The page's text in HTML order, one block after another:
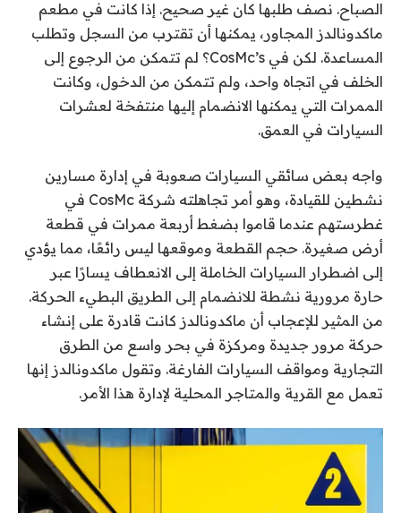
الصباح. نصف طلبها كان غير صحيح. إذا كانت في مطعم
ماكدونالدز المجاور، يمكنها أن تقترب من السجل وتطلب
المساعدة. لكن في CosMc’s؟ لم تتمكن من الرجوع إلى
الخلف في اتجاه واحد، ولم تتمكن من الدخول، وكانت
الممرات التي يمكنها الانضمام إليها منتفخة لعشرات
السيارات في العمق.
واجه بعض سائقي السيارات صعوبة في إدارة مسارين
نشطين للقيادة، وهو أمر تجاهلته شركة CosMc في
غطرستهم عندما قاموا بضغط أربعة ممرات في قطعة
أرض صغيرة. حجم القطعة وموقعها ليس رائعًا، مما يؤدي
إلى اضطرار السيارات الخاملة إلى الانعطاف يسارًا عبر
حارة مرورية نشطة للانضمام إلى الطريق البطيء الحركة.
من المثير للإعجاب أن ماكدونالدز كانت قادرة على إنشاء
حركة مرور جديدة ومركزة في بحر واسع من الطرق
التجارية ومواقف السيارات الفارغة. وتقول ماكدونالدز إنها
تعمل مع القرية والمتاجر المحلية لإدارة هذا الأمر.